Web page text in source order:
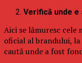
Verifică unde e
Aici se lămuresc
oficial al brandului, la
caută unde a fost